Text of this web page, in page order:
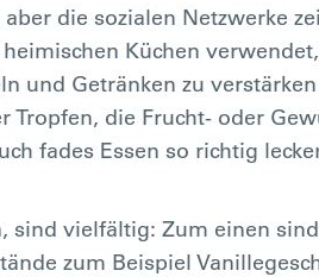
die sozialen Netzwerke
Küchen
und Getränken zu
Tropfen, die Frucht- oder
fades Essen so richtig
sind vielfältig: Zum einen
zum Beispiel